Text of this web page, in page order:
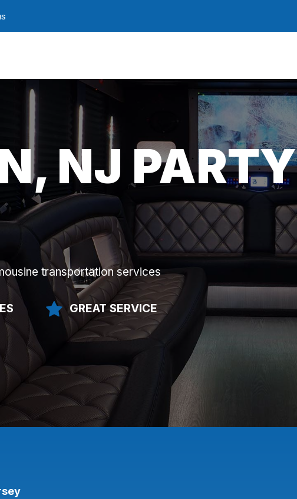
NJ PARTY
transportation services
GREAT SERVICE